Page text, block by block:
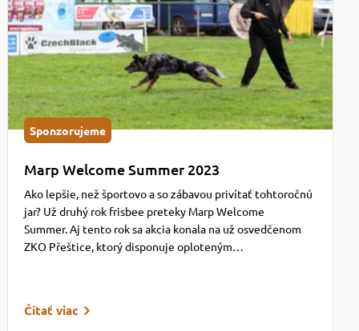
Sponzorujeme
Marp Welcome Summer 2023
Ako lepšie, než športovo a so zábavou privítať tohtoročnú
jar? Už druhý rok frisbee preteky Marp Welcome
Summer. Aj tento rok sa akcia konala na už osvedčenom
ZKO Přeštice, ktorý disponuje oploteným…
Čítať viac